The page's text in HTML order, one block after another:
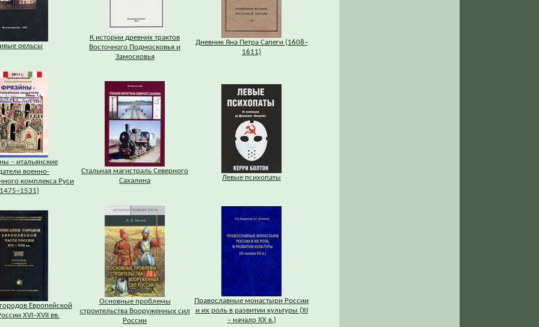
рельсы
К истории древних трактов
Восточного Подмосковья и
Замосковья
Дневник Яна Петра Сапеги (1608–
1611)
– итальянские
военно-
комплекса Руси
Стальная магистраль Северного
Сахалина
Левые психопаты
Европейской
XVI–XVII вв.
Основные проблемы
строительства Вооруженных сил
России
Православные монастыри России
и их роль в развитии культуры (XI
– начало XX в.)